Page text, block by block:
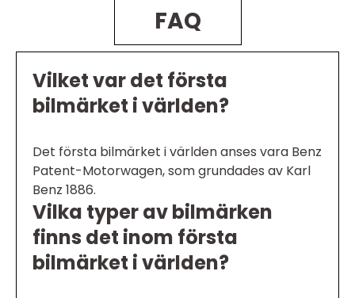
FAQ
Vilket var det första
bilmärket i världen?
Det första bilmärket i världen anses vara Benz
Patent-Motorwagen, som grundades av Karl
Benz 1886.
Vilka typer av bilmärken
finns det inom första
bilmärket i världen?